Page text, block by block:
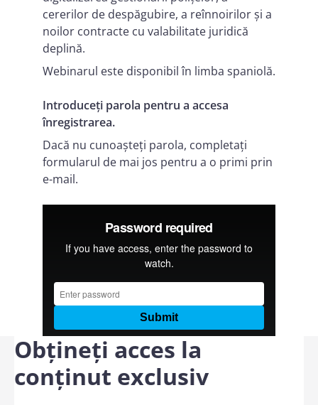
cererilor de despăgubire, a reînnoirilor și a
noilor contracte cu valabilitate juridică
deplină.
Webinarul este disponibil în limba spaniolă.
Introduceți parola pentru a accesa
înregistrarea.
Dacă nu cunoașteți parola, completați
formularul de mai jos pentru a o primi prin
e-mail.
Obțineți acces la
conținut exclusiv